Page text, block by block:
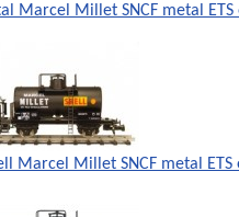
Marcel Millet SNCF metal ETS
Marcel Millet SNCF metal ETS